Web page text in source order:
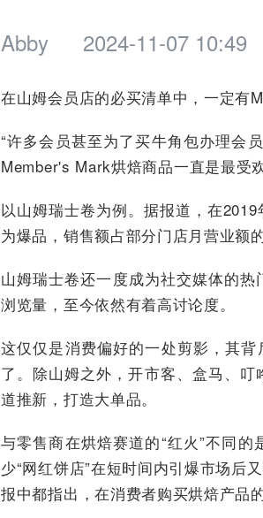
Abby 2024-11-07 10:49
在山姆会员店的必买清单中，一定有
“许多会员甚至为了买牛角包办理会
Member's Mark烘焙商品一直是最受
以山姆瑞士卷为例。据报道，在
为爆品，销售额占部分门店月营业额
山姆瑞士卷还一度成为社交媒体的
浏览量，至今依然有着高讨论度。
这仅仅是消费偏好的一处剪影，其
了。除山姆之外，开市客、盒马、
道推新，打造大单品。
与零售商在烘焙赛道的“红火”不同
少“网红饼店”在短时间内引爆市场后
报中都指出，在消费者购买烘焙产品